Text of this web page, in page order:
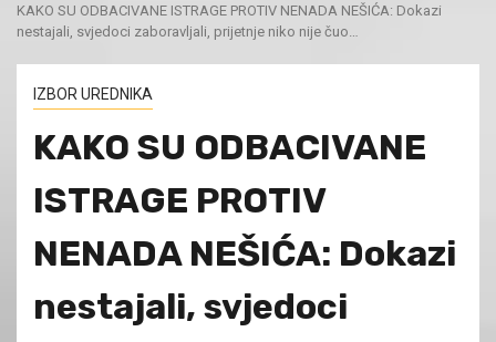
KAKO SU ODBACIVANE ISTRAGE PROTIV NENADA NEŠIĆA: Dokazi
nestajali, svjedoci zaboravljali, prijetnje niko nije čuo…
IZBOR UREDNIKA
KAKO SU ODBACIVANE
ISTRAGE PROTIV
NENADA NEŠIĆA: Dokazi
nestajali, svjedoci